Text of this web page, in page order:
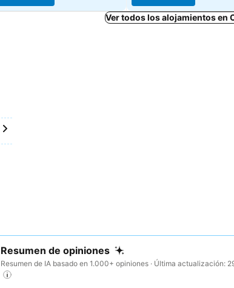
Ver todos los alojamientos en
Resumen de opiniones
Resumen de IA basado en 1.000+ opiniones · Última actualización: